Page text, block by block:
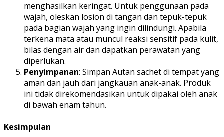
menghasilkan keringat. Untuk penggunaan pada
wajah, oleskan losion di tangan dan tepuk-tepuk
pada bagian wajah yang ingin dilindungi. Apabila
terkena mata atau muncul reaksi sensitif pada kulit,
bilas dengan air dan dapatkan perawatan yang
diperlukan.
Penyimpanan: Simpan Autan sachet di tempat yang
aman dan jauh dari jangkauan anak-anak. Produk
ini tidak direkomendasikan untuk dipakai oleh anak
di bawah enam tahun.
Kesimpulan